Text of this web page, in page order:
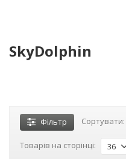
SkyDolphin
Фільтр Сортувати:
Товарів на сторінці: 36